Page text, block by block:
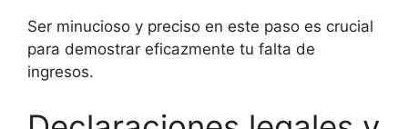
Ser minucioso y preciso en este paso es crucial
para demostrar eficazmente tu falta de
ingresos.